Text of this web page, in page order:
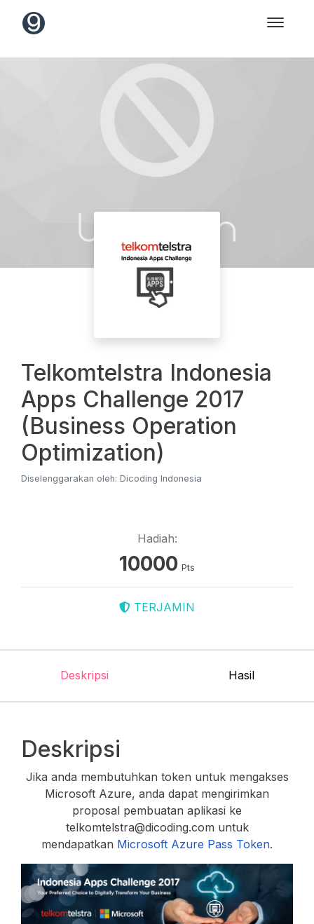
Telkomtelstra Indonesia
Apps Challenge 2017
(Business Operation
Optimization)
Diselenggarakan oleh: Dicoding Indonesia
Hadiah:
10000 Pts
TERJAMIN
Deskripsi Hasil
Deskripsi
Jika anda membutuhkan token untuk mengakses
Microsoft Azure, anda dapat mengirimkan
proposal pembuatan aplikasi ke
telkomtelstra@dicoding.com untuk
mendapatkan Microsoft Azure Pass Token.